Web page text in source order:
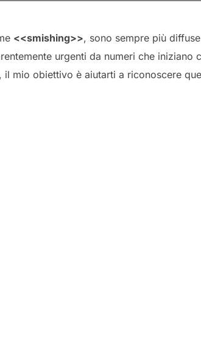
<<smishing>>, sono sempre più
urgenti da numeri che
il mio obiettivo è aiutarti a riconoscere